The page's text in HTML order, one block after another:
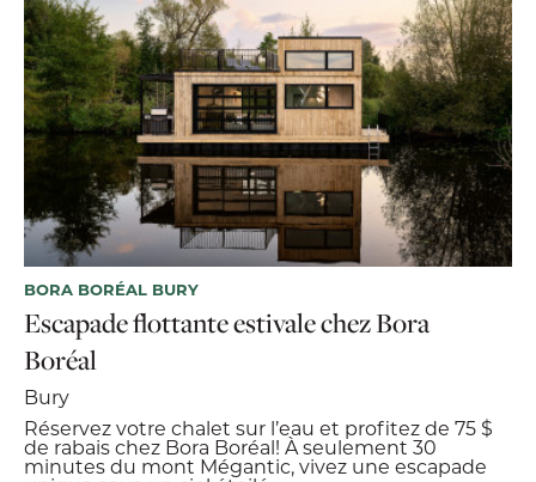
BORA BORÉAL BURY
Escapade flottante estivale chez Bora
Boréal
Bury
Réservez votre chalet sur l’eau et profitez de 75 $
de rabais chez Bora Boréal! À seulement 30
minutes du mont Mégantic, vivez une escapade